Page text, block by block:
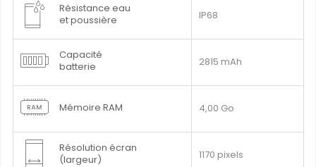
Résistance eau
et poussière
IP68
Capacité
batterie
2815 mAh
Mémoire RAM 4,00 Go
Résolution écran
(largeur)
1170 pixels